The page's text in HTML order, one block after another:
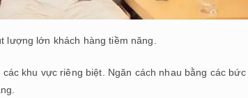
lượng lớn khách hàng tiềm năng.
khu vực riêng biệt. Ngăn cách nhau bằng các bức